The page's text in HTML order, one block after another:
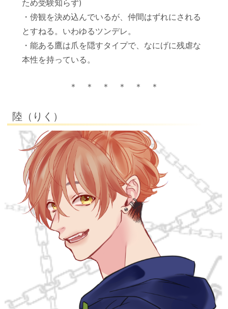
ため受験知らず)
・傍観を決め込んでいるが、仲間はずれにされる
とすねる。いわゆるツンデレ。
・能ある鷹は爪を隠すタイプで、なにげに残虐な
本性を持っている。
＊ ＊ ＊ ＊ ＊ ＊
陸（りく）